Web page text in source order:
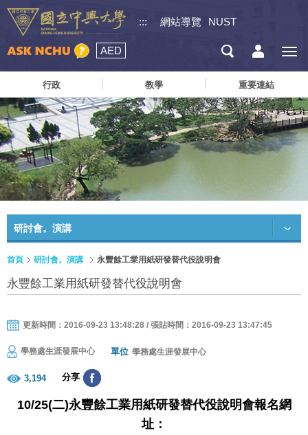
::: 網站導覽 NUST
AED
行政 教學 重要連結
研討會。演講
首頁 研討會。演講 永豐餘工業用紙研發替代役說明會
永豐餘工業用紙研發替代役說明會
更新時間：2016-09-23 13:48:28 / 張貼時間：2016-09-23 13:47:45
學務處生涯發展中心 單位 學務處生涯發展中心
3,194 分享
10/25(二)永豐餘工業用紙研發替代役說明會報名網
址：